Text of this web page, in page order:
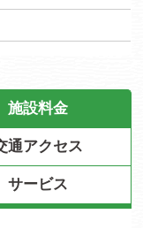
施設料金
通アクセス
サービス